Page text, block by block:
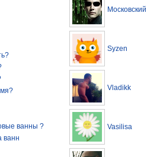
ванны ?
ванн
Московский
Syzen
Vladikk
Vasilisa